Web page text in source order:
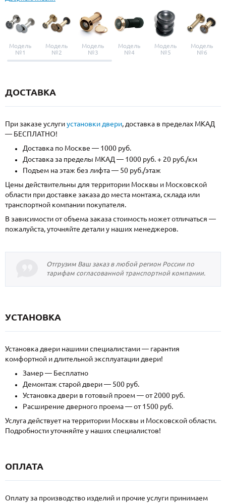
Модель
№1
Модель
№2
Модель
№3
Модель
№4
Модель
№5
Модель
№6
ДОСТАВКА
При заказе услугиустановки двери, доставка в пределах МКАД
— БЕСПЛАТНО!
Доставка по Москве — 1000 руб.
Доставка за пределы МКАД — 1000 руб. + 20 руб./км
Подъем на этаж без лифта — 50 руб./этаж
Цены действительны для территории Москвы и Московской
области при доставке заказа до места монтажа, склада или
транспортной компании покупателя.
В зависимости от объема заказа стоимость может отличаться —
пожалуйста, уточняйте детали у наших менеджеров.
Отгрузим Ваш заказ в любой регион России по
тарифам согласованной транспортной компании.
УСТАНОВКА
Установка двери нашими специалистами — гарантия
комфортной и длительной эксплуатации двери!
Замер — Бесплатно
Демонтаж старой двери — 500 руб.
Установка двери в готовый проем — от 2000 руб.
Расширение дверного проема — от 1500 руб.
Услуга действует на территории Москвы и Московской области.
Подробности уточняйте у наших специалистов!
ОПЛАТА
Оплату за производство изделий и прочие услуги принимаем